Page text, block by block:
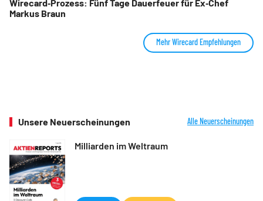
Wirecard‑Prozess: Fünf Tage Dauerfeuer für Ex‑Chef
Markus Braun
Mehr Wirecard Empfehlungen
Unsere Neuerscheinungen Alle Neuerscheinungen
Milliarden im Weltraum